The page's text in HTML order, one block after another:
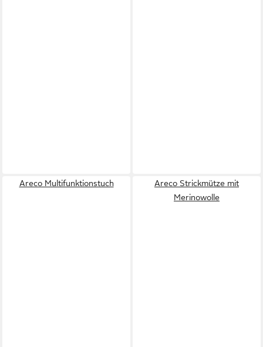
Areco Multifunktionstuch
Areco Strickmütze mit
Merinowolle